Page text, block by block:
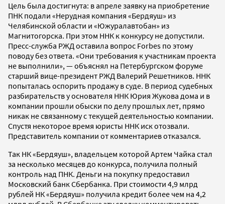
Цель была достигнута: в апреле заявку на приобретение
ПНК подали «Нерудная компания «Бердяуш» из
Челябинской области и «Южуралавтобан» из
Магнитогорска. При этом ННК к конкурсу не допустили.
Пресс-служба РЖД оставила вопрос Forbes по этому
поводу без ответа. «Они требования к участникам проекта
не выполнили», — объяснял на Петербургском форуме
старший вице-президент РЖД Валерий Решетников. ННК
попыталась оспорить продажу в суде. В период судебных
разбирательств у основателя ННК Юрия Жукова дома и в
компании прошли обыски по делу прошлых лет, прямо
никак не связанному с текущей деятельностью компании.
Спустя некоторое время юристы ННК иск отозвали.
Представитель компании от комментариев отказался.
Так НК «Бердяуш», владельцем которой Артем Чайка стал
за несколько месяцев до конкурса, получила полный
контроль над ПНК. Деньги на покупку предоставил
Московский банк Сбербанка. При стоимости 4,9 млрд
рублей НК «Бердяуш» получила кредит более чем на 4,2